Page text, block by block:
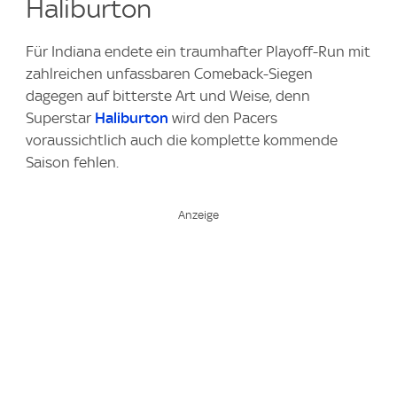
Haliburton
Für Indiana endete ein traumhafter Playoff-Run mit
zahlreichen unfassbaren Comeback-Siegen
dagegen auf bitterste Art und Weise, denn
Superstar Haliburton wird den Pacers
voraussichtlich auch die komplette kommende
Saison fehlen.